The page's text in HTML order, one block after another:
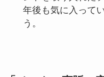
年後も気に入って
う。